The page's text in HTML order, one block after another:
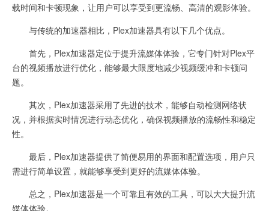
载时间和卡顿现象，让用户可以享受到更流畅、高清的观影体验。
与传统的加速器相比，Plex加速器具有以下几个优点。
首先，Plex加速器定位于提升流媒体体验，它专门针对Plex平
台的视频播放进行优化，能够最大限度地减少视频缓冲和卡顿问
题。
其次，Plex加速器采用了先进的技术，能够自动检测网络状
况，并根据实时情况进行动态优化，确保视频播放的流畅性和稳定
性。
最后，Plex加速器提供了简便易用的界面和配置选项，用户只
需进行简单设置，就能够享受到更好的流媒体体验。
总之，Plex加速器是一个可靠且有效的工具，可以大大提升流
媒体体验。